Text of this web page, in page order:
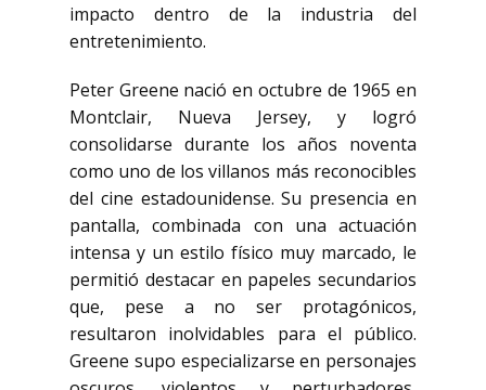
impacto dentro de la industria del
entretenimiento.
Peter Greene nació en octubre de 1965 en
Montclair, Nueva Jersey, y logró
consolidarse durante los años noventa
como uno de los villanos más reconocibles
del cine estadounidense. Su presencia en
pantalla, combinada con una actuación
intensa y un estilo físico muy marcado, le
permitió destacar en papeles secundarios
que, pese a no ser protagónicos,
resultaron inolvidables para el público.
Greene supo especializarse en personajes